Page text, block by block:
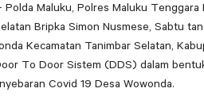
Maluku, Polres Maluku Tenggara
Bripka Simon Nusmese, Sabtu
Kecamatan Tanimbar Selatan,
To Door Sistem (DDS) dalam
Covid 19 Desa Wowonda.